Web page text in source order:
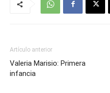
Artículo anterior
Valeria Marisio: Primera
infancia